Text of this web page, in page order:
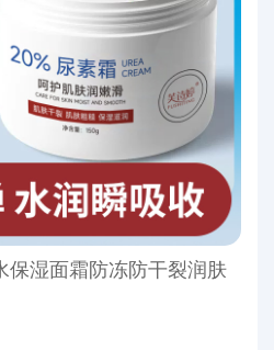
保湿面霜防冻防干裂润肤